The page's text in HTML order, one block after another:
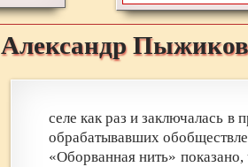
Александр Пыжиков
селе как раз и заключалась в
обрабатывавших
«Оборванная нить»